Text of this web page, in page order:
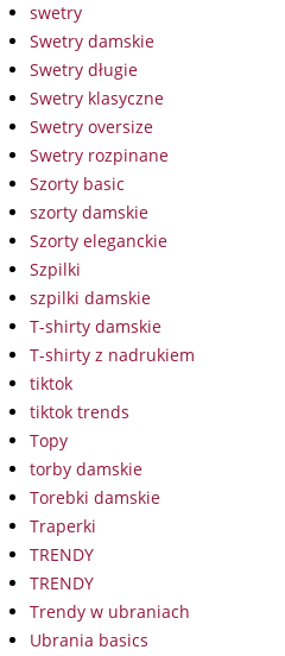
swetry
Swetry damskie
Swetry długie
Swetry klasyczne
Swetry oversize
Swetry rozpinane
Szorty basic
szorty damskie
Szorty eleganckie
Szpilki
szpilki damskie
T-shirty damskie
T-shirty z nadrukiem
tiktok
tiktok trends
Topy
torby damskie
Torebki damskie
Traperki
TRENDY
TRENDY
Trendy w ubraniach
Ubrania basics